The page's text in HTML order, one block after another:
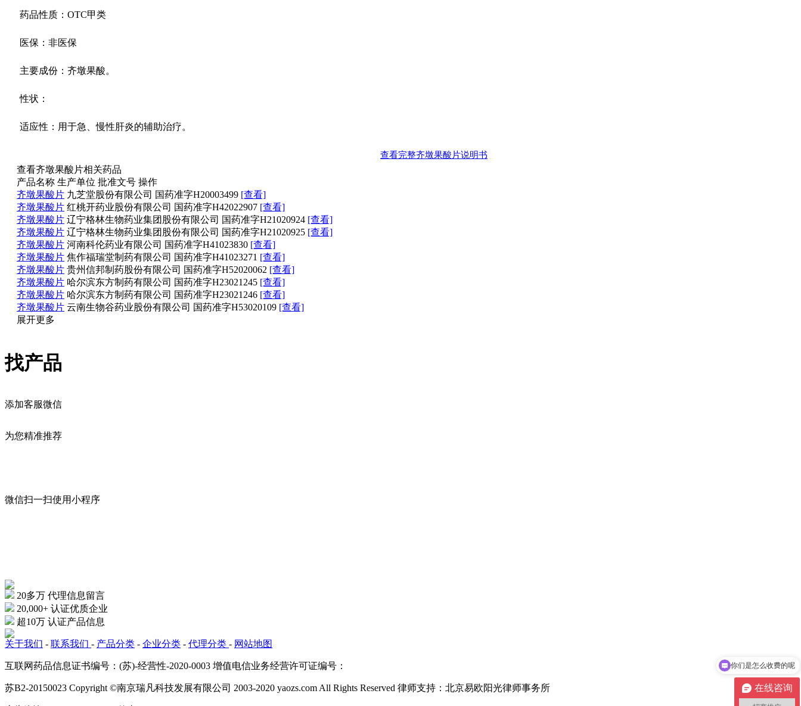
药品性质：OTC甲类
医保：非医保
主要成份：齐墩果酸。
性状：
适应性：用于急、慢性肝炎的辅助治疗。
查看完整齐墩果酸片说明书
查看齐墩果酸片相关药品
产品名称 生产单位 批准文号 操作
齐墩果酸片 九芝堂股份有限公司 国药准字H20003499 [查看]
齐墩果酸片 红桃开药业股份有限公司 国药准字H42022907 [查看]
齐墩果酸片 辽宁格林生物药业集团股份有限公司 国药准字H21020924 [查看]
齐墩果酸片 辽宁格林生物药业集团股份有限公司 国药准字H21020925 [查看]
齐墩果酸片 河南科伦药业有限公司 国药准字H41023830 [查看]
齐墩果酸片 焦作福瑞堂制药有限公司 国药准字H41023271 [查看]
齐墩果酸片 贵州信邦制药股份有限公司 国药准字H52020062 [查看]
齐墩果酸片 哈尔滨东方制药有限公司 国药准字H23021245 [查看]
齐墩果酸片 哈尔滨东方制药有限公司 国药准字H23021246 [查看]
齐墩果酸片 云南生物谷药业股份有限公司 国药准字H53020109 [查看]
展开更多
找产品
添加客服微信
为您精准推荐
微信扫一扫使用小程序
20多万 代理信息留言
20,000+ 认证优质企业
超10万 认证产品信息
关于我们 - 联系我们 - 产品分类 - 企业分类 - 代理分类 - 网站地图
互联网药品信息证书编号：(苏)-经营性-2020-0003 增值电信业务经营许可证编号：
苏B2-20150023 Copyright ©南京瑞凡科技发展有限公司 2003-2020 yaozs.com All Rights Reserved 律师支持：北京易欧阳光律师事务所 在线咨询
你们是怎么收费的呢
现在有优惠活动吗